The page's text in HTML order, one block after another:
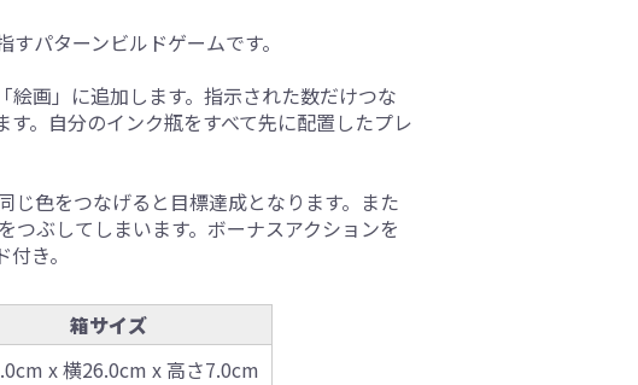
パターンビルドゲームです。
画」に追加します。指示された数だけつな
。自分のインク瓶をすべて先に配置したプレ
色をつなげると目標達成となります。また
ぶしてしまいます。ボーナスアクションを
き。
箱サイズ
x 横26.0cm x 高さ7.0cm